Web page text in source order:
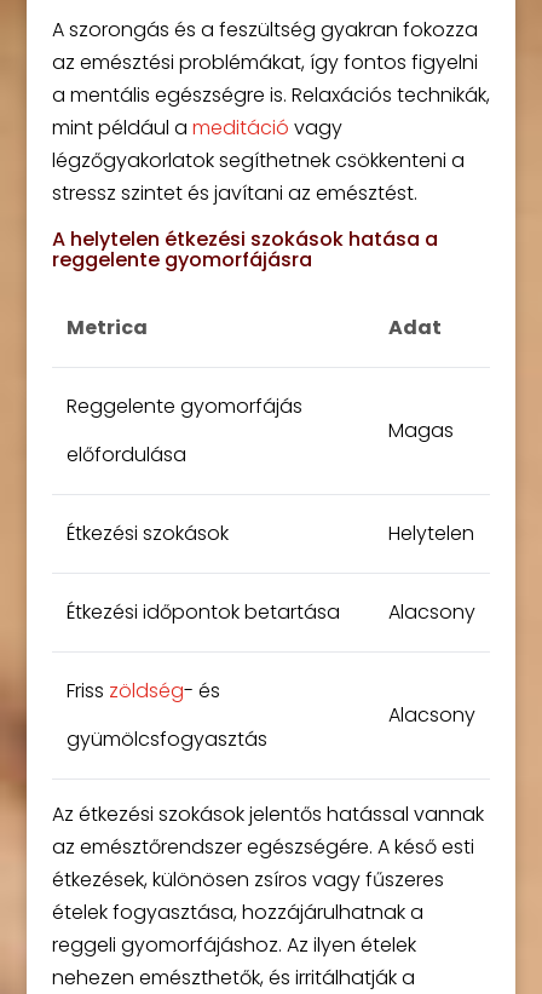
A szorongás és a feszültség gyakran fokozza
az emésztési problémákat, így fontos figyelni
a mentális egészségre is. Relaxációs technikák,
mint például a meditáció vagy
légzőgyakorlatok segíthetnek csökkenteni a
stressz szintet és javítani az emésztést.
A helytelen étkezési szokások hatása a
reggelente gyomorfájásra
Metrica Adat
Reggelente gyomorfájás
előfordulása
Magas
Étkezési szokások Helytelen
Étkezési időpontok betartása Alacsony
Friss zöldség- és
gyümölcsfogyasztás
Alacsony
Az étkezési szokások jelentős hatással vannak
az emésztőrendszer egészségére. A késő esti
étkezések, különösen zsíros vagy fűszeres
ételek fogyasztása, hozzájárulhatnak a
reggeli gyomorfájáshoz. Az ilyen ételek
nehezen emészthetők, és irritálhatják a